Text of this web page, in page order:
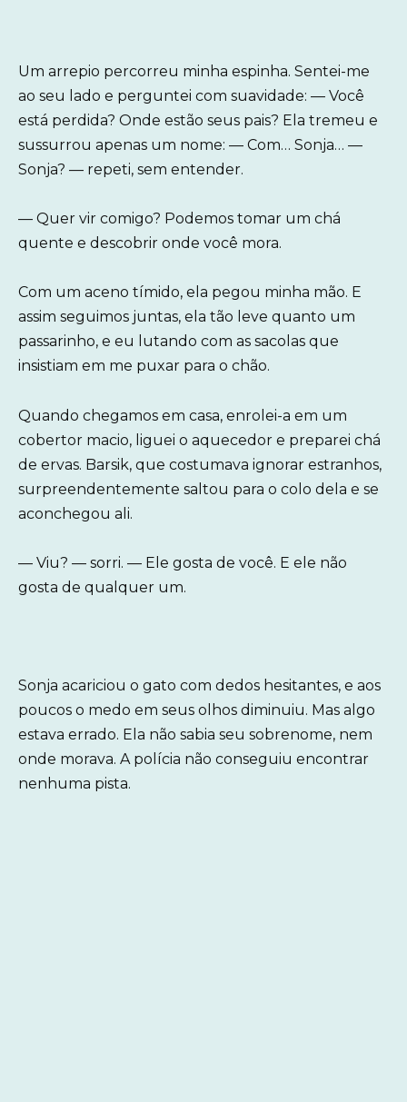
Um arrepio percorreu minha espinha. Sentei-me
ao seu lado e perguntei com suavidade: — Você
está perdida? Onde estão seus pais? Ela tremeu e
sussurrou apenas um nome: — Com… Sonja… —
Sonja? — repeti, sem entender.
— Quer vir comigo? Podemos tomar um chá
quente e descobrir onde você mora.
Com um aceno tímido, ela pegou minha mão. E
assim seguimos juntas, ela tão leve quanto um
passarinho, e eu lutando com as sacolas que
insistiam em me puxar para o chão.
Quando chegamos em casa, enrolei-a em um
cobertor macio, liguei o aquecedor e preparei chá
de ervas. Barsik, que costumava ignorar estranhos,
surpreendentemente saltou para o colo dela e se
aconchegou ali.
— Viu? — sorri. — Ele gosta de você. E ele não
gosta de qualquer um.
Sonja acariciou o gato com dedos hesitantes, e aos
poucos o medo em seus olhos diminuiu. Mas algo
estava errado. Ela não sabia seu sobrenome, nem
onde morava. A polícia não conseguiu encontrar
nenhuma pista.